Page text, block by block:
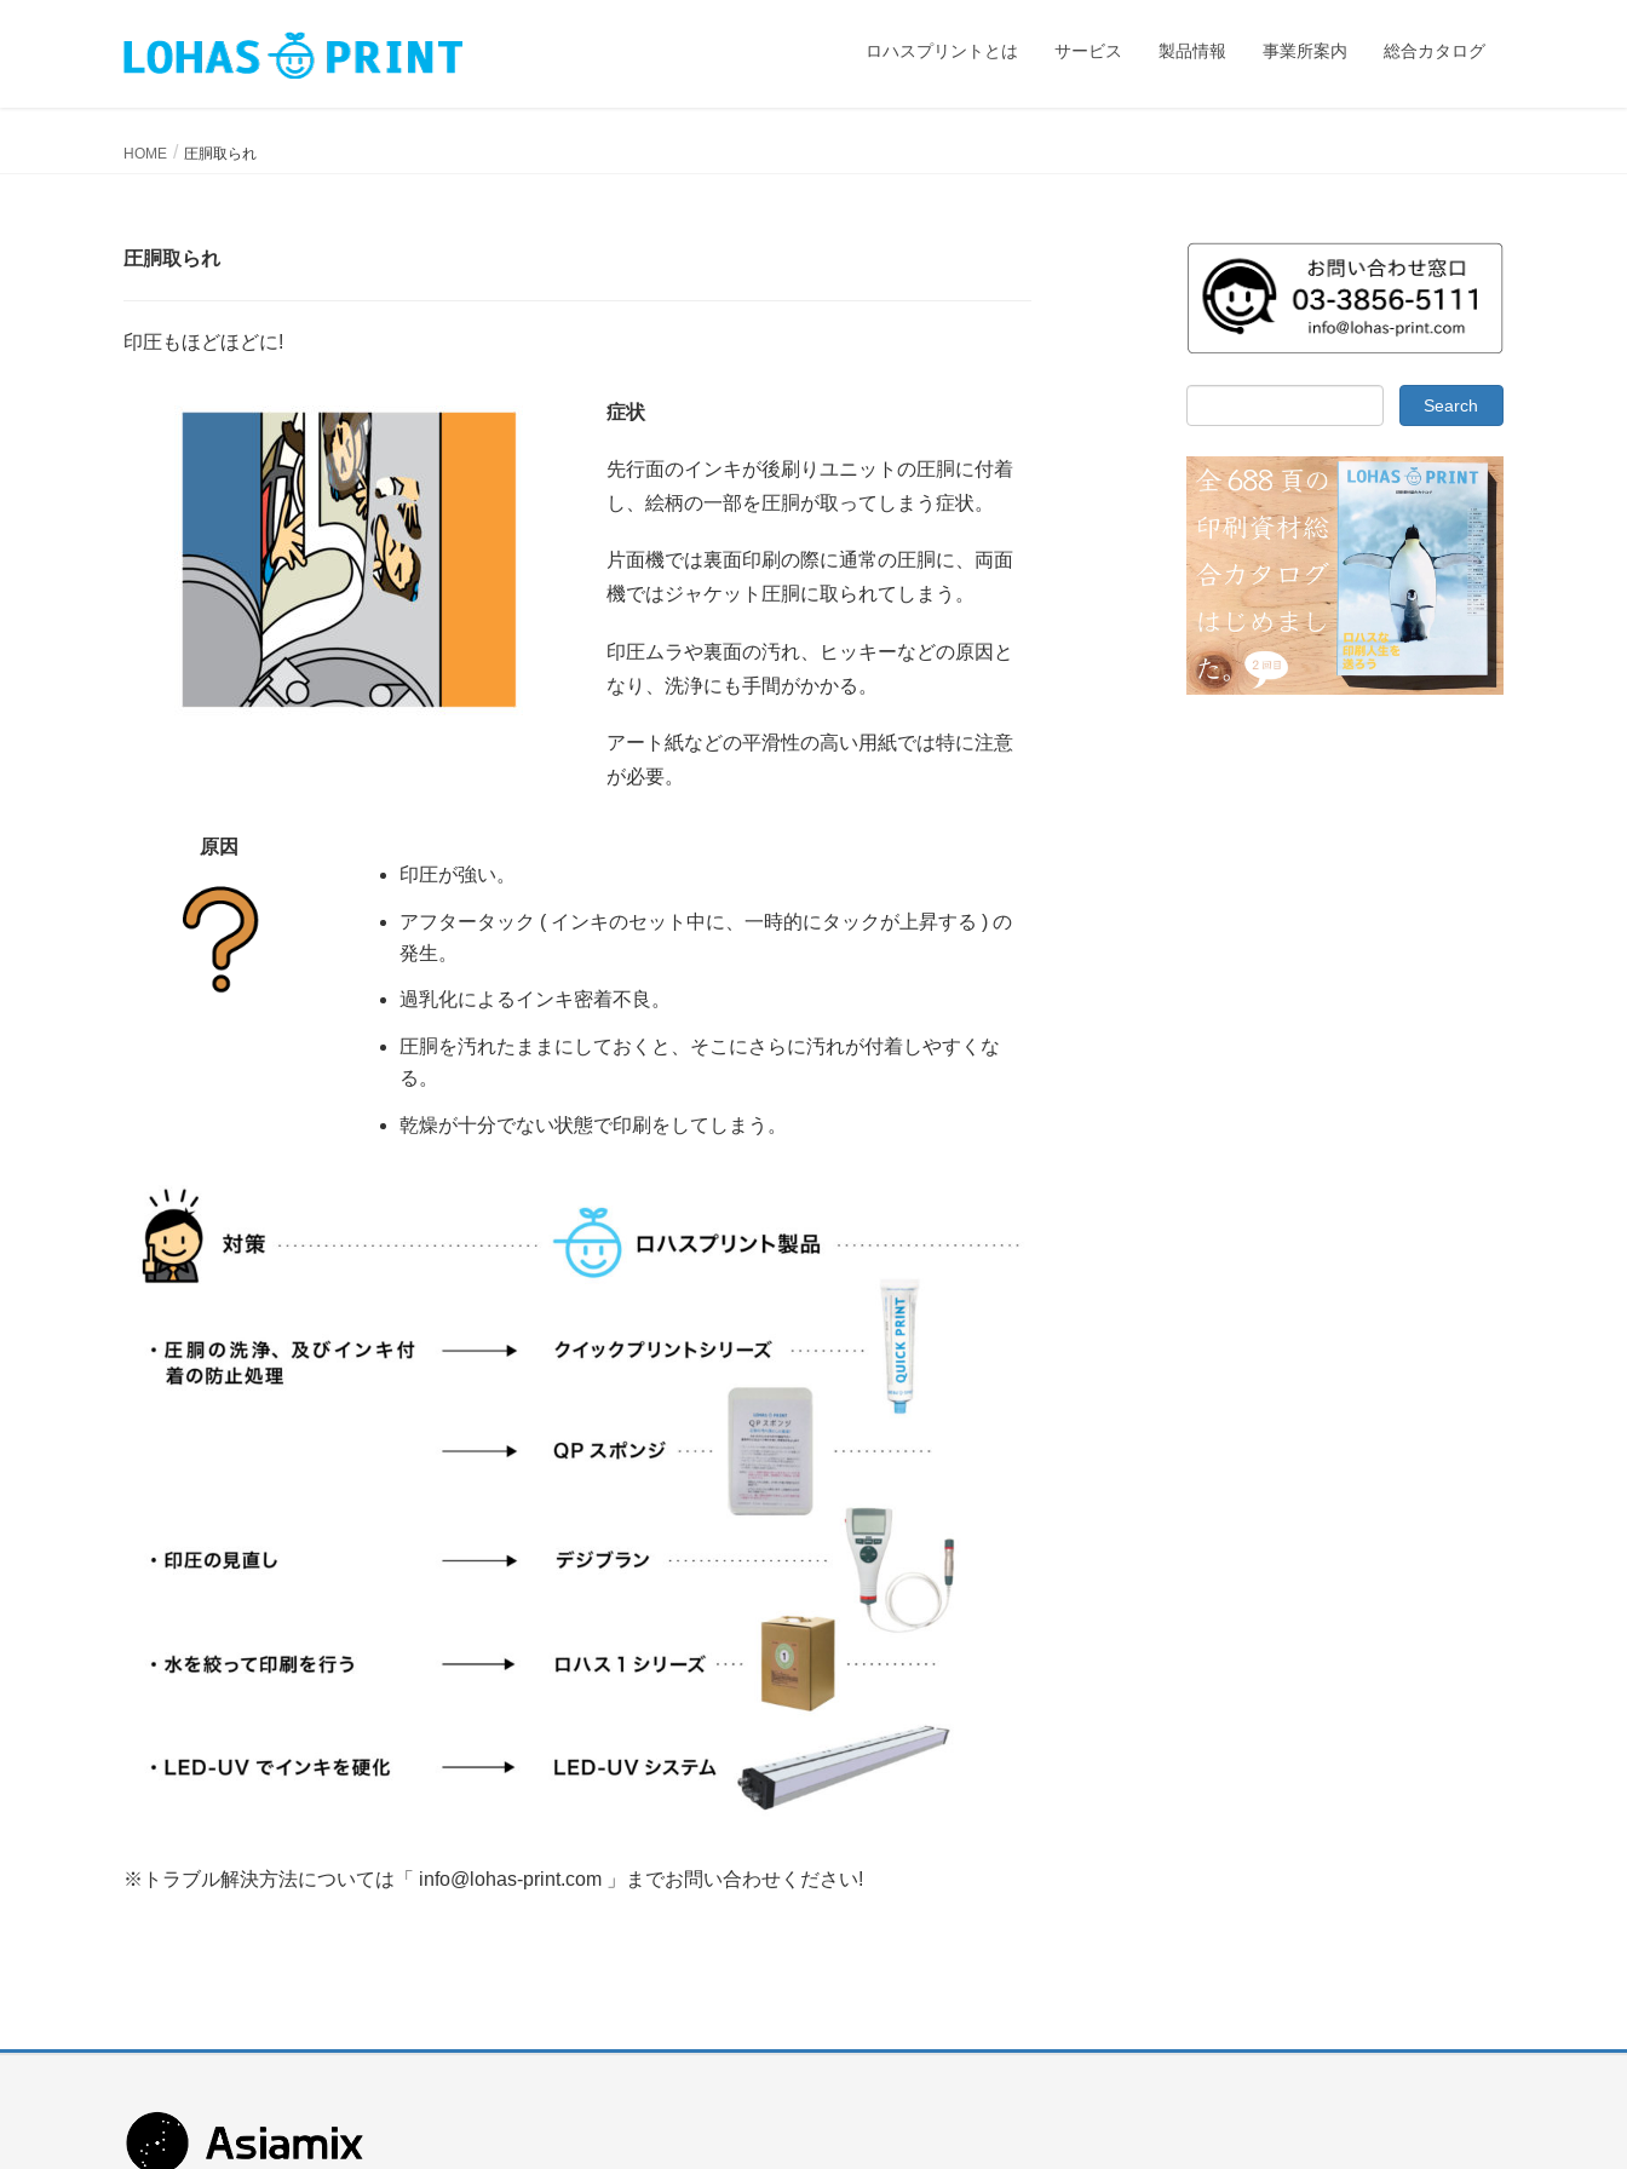
ロハスプリントとは サービス 製品情報 事業所案内 総合カタログ
HOME 圧胴取られ
圧胴取られ
印圧もほどほどに!
症状
先行面のインキが後刷りユニットの圧胴に付着
し、絵柄の一部を圧胴が取ってしまう症状。
片面機では裏面印刷の際に通常の圧胴に、両面
機ではジャケット圧胴に取られてしまう。
印圧ムラや裏面の汚れ、ヒッキーなどの原因と
なり、洗浄にも手間がかかる。
アート紙などの平滑性の高い用紙では特に注意
が必要。
原因
印圧が強い。
アフタータック ( インキのセット中に、一時的にタックが上昇する ) の
発生。
過乳化によるインキ密着不良。
圧胴を汚れたままにしておくと、そこにさらに汚れが付着しやすくな
る。
乾燥が十分でない状態で印刷をしてしまう。
※トラブル解決方法については「 info@lohas-print.com 」までお問い合わせください!